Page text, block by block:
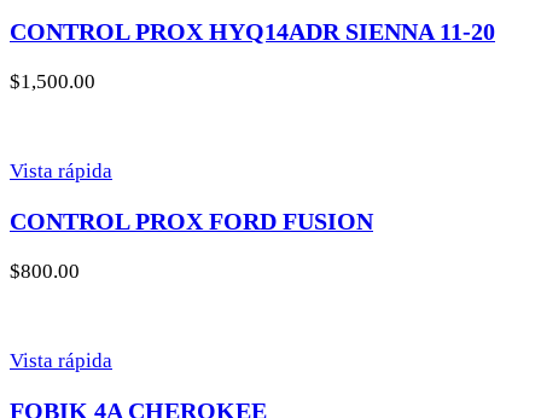
CONTROL PROX HYQ14ADR SIENNA 11-20
$1,500.00
Vista rápida
CONTROL PROX FORD FUSION
$800.00
Vista rápida
FOBIK 4A CHEROKEE